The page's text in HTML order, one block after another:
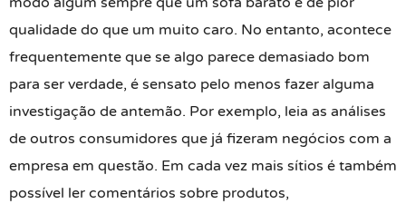
qualidade do que um muito caro. No entanto, acontece
frequentemente que se algo parece demasiado bom
para ser verdade, é sensato pelo menos fazer alguma
investigação de antemão. Por exemplo, leia as análises
de outros consumidores que já fizeram negócios com a
empresa em questão. Em cada vez mais sítios é também
possível ler comentários sobre produtos,